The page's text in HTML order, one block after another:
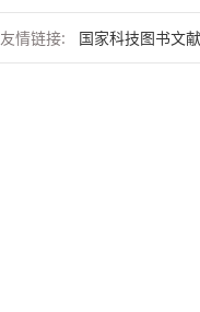
友情链接: 国家科技图书文